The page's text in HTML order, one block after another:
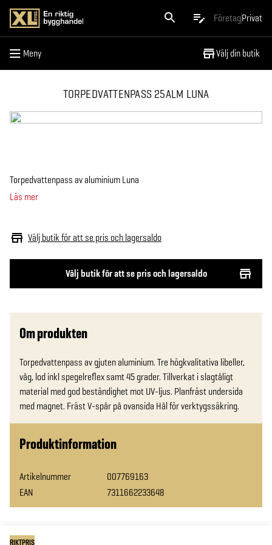
FöretagPrivat
Meny Välj din butik
Meny
TORPEDVATTENPASS 25ALM LUNA
Välj butik för att se pris och lagersaldo
Välj butik för att se pris och lagersaldo
Torpedvattenpass av aluminium Luna
Läs mer
Om produkten
Torpedvattenpass av gjuten aluminium. Tre högkvalitativa libeller,
våg, lod inkl spegelreflex samt 45 grader. Tillverkat i slagtåligt
material med god beständighet mot UV-ljus. Planfräst undersida
med magnet. Fräst V-spår på ovansida Hål för verktygssäkring.
Produktinformation
Artikelnummer
007769163
EAN
7311662233648
RIKTPRIS